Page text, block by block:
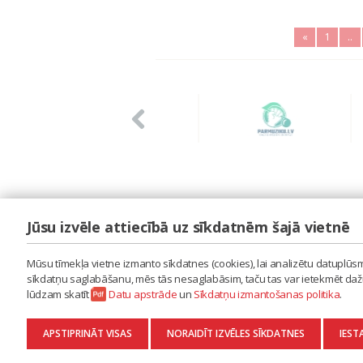
« 1 ..
LAIPA
ES RADU MŪZIKU
AKTUALITĀTES
KONTAKTI
SĪKDATŅU IZMANTOŠANAS POLITIKA
DATU APSTRĀDE
Jūsu izvēle attiecībā uz sīkdatnēm šajā vietnē
Mūsu tīmekļa vietne izmanto sīkdatnes (cookies), lai analizētu
sīkdatņu saglabāšanu, mēs tās nesaglabāsim, taču tas var ietekmēt
lūdzam skatīt
Datu apstrādeun Sīkdatņu izmantošanas politika.
APSTIPRINĀT VISAS NORAIDĪT IZVĒLES SĪKDATNES